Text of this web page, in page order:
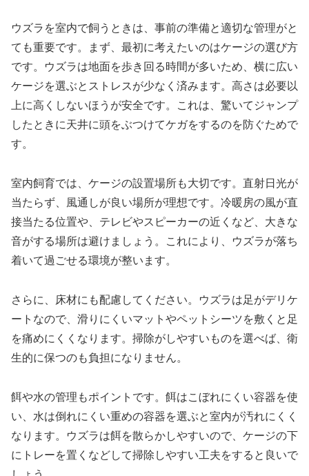
ウズラを室内で飼うときは、事前の準備と適切な管理がと
ても重要です。まず、最初に考えたいのはケージの選び方
です。ウズラは地面を歩き回る時間が多いため、横に広い
ケージを選ぶとストレスが少なく済みます。高さは必要以
上に高くしないほうが安全です。これは、驚いてジャンプ
したときに天井に頭をぶつけてケガをするのを防ぐためで
す。
室内飼育では、ケージの設置場所も大切です。直射日光が
当たらず、風通しが良い場所が理想です。冷暖房の風が直
接当たる位置や、テレビやスピーカーの近くなど、大きな
音がする場所は避けましょう。これにより、ウズラが落ち
着いて過ごせる環境が整います。
さらに、床材にも配慮してください。ウズラは足がデリケ
ートなので、滑りにくいマットやペットシーツを敷くと足
を痛めにくくなります。掃除がしやすいものを選べば、衛
生的に保つのも負担になりません。
餌や水の管理もポイントです。餌はこぼれにくい容器を使
い、水は倒れにくい重めの容器を選ぶと室内が汚れにくく
なります。ウズラは餌を散らかしやすいので、ケージの下
にトレーを置くなどして掃除しやすい工夫をすると良いで